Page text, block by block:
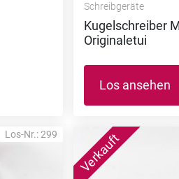
Schreibgeräte
Kugelschreiber
Originaletui
Los ansehen
Los-Nr.: 299